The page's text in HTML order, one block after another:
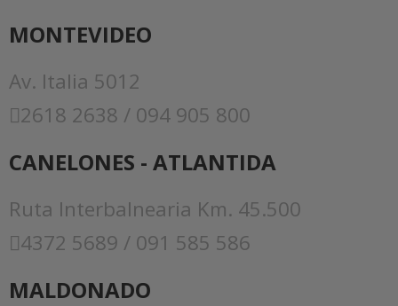
MONTEVIDEO
Av. Italia 5012
2618 2638 / 094 905 800
CANELONES - ATLANTIDA
Ruta Interbalnearia Km. 45.500
4372 5689 / 091 585 586
MALDONADO